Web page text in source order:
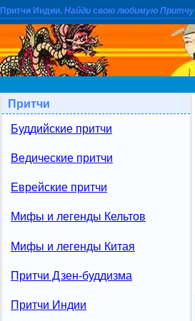
Притчи Индии. Найди свою любимую Притчу
Притчи
Буддийские притчи
Ведические притчи
Еврейские притчи
Мифы и легенды Кельтов
Мифы и легенды Китая
Притчи Дзен-буддизма
Притчи Индии